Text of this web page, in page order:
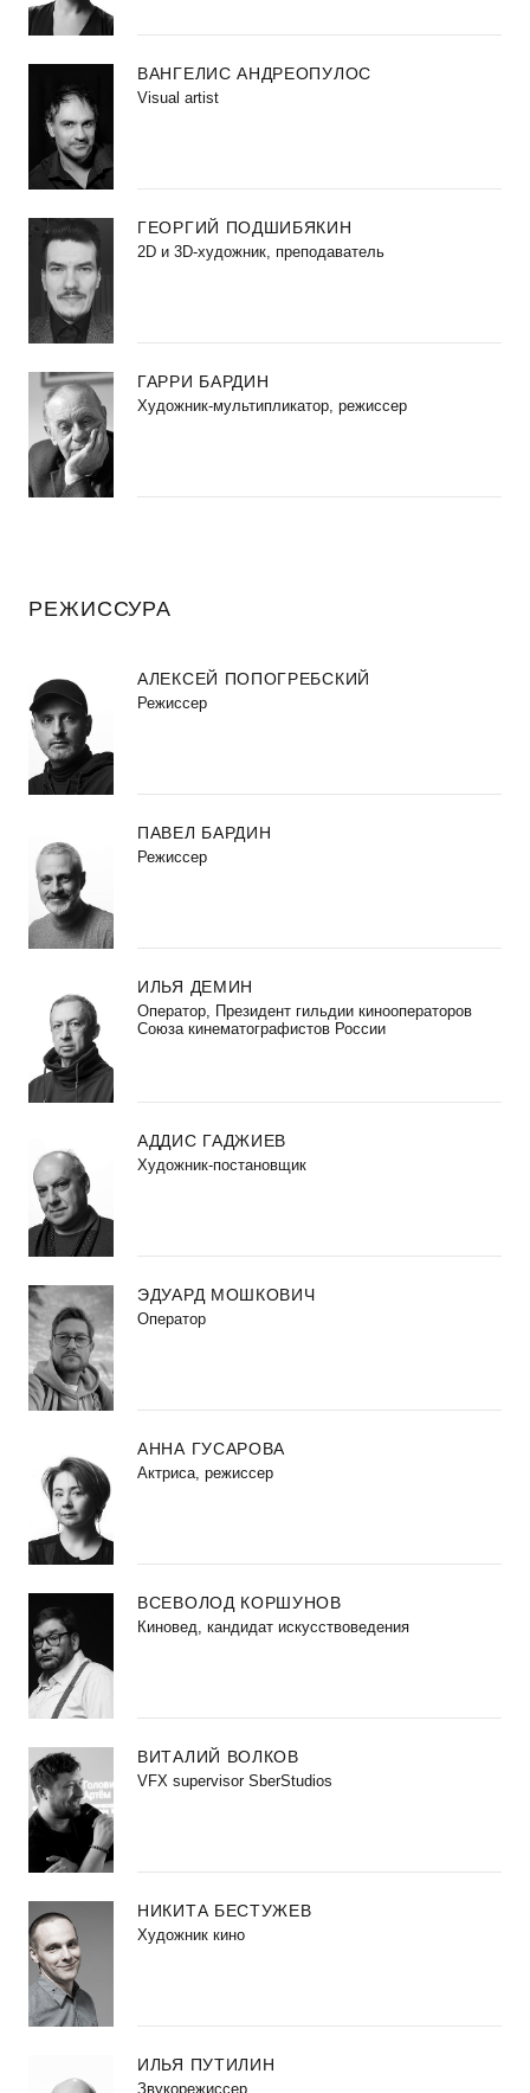
ВАНГЕЛИС АНДРЕОПУЛОС
Visual artist
ГЕОРГИЙ ПОДШИБЯКИН
2D и 3D-художник, преподаватель
ГАРРИ БАРДИН
Художник-мультипликатор, режиссер
РЕЖИССУРА
АЛЕКСЕЙ ПОПОГРЕБСКИЙ
Режиссер
ПАВЕЛ БАРДИН
Режиссер
ИЛЬЯ ДЕМИН
Оператор, Президент гильдии кинооператоров
Союза кинематографистов России
АДДИС ГАДЖИЕВ
Художник-постановщик
ЭДУАРД МОШКОВИЧ
Оператор
АННА ГУСАРОВА
Актриса, режиссер
ВСЕВОЛОД КОРШУНОВ
Киновед, кандидат искусствоведения
ВИТАЛИЙ ВОЛКОВ
VFX supervisor SberStudios
НИКИТА БЕСТУЖЕВ
Художник кино
ИЛЬЯ ПУТИЛИН
Звукорежиссер